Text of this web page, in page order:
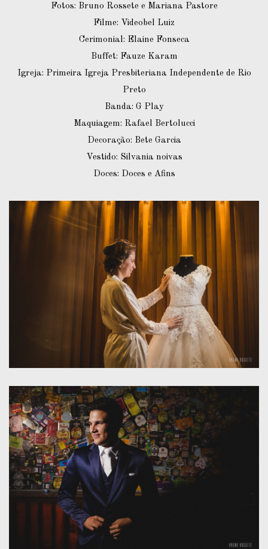
Fotos: Bruno Rossete e Mariana Pastore
Filme: Videobel Luiz
Cerimonial: Elaine Fonseca
Buffet: Fauze Karam
Igreja: Primeira Igreja Presbiteriana Independente de Rio
Preto
Banda: G Play
Maquiagem: Rafael Bertolucci
Decoração: Bete Garcia
Vestido: Silvania noivas
Doces: Doces e Afins